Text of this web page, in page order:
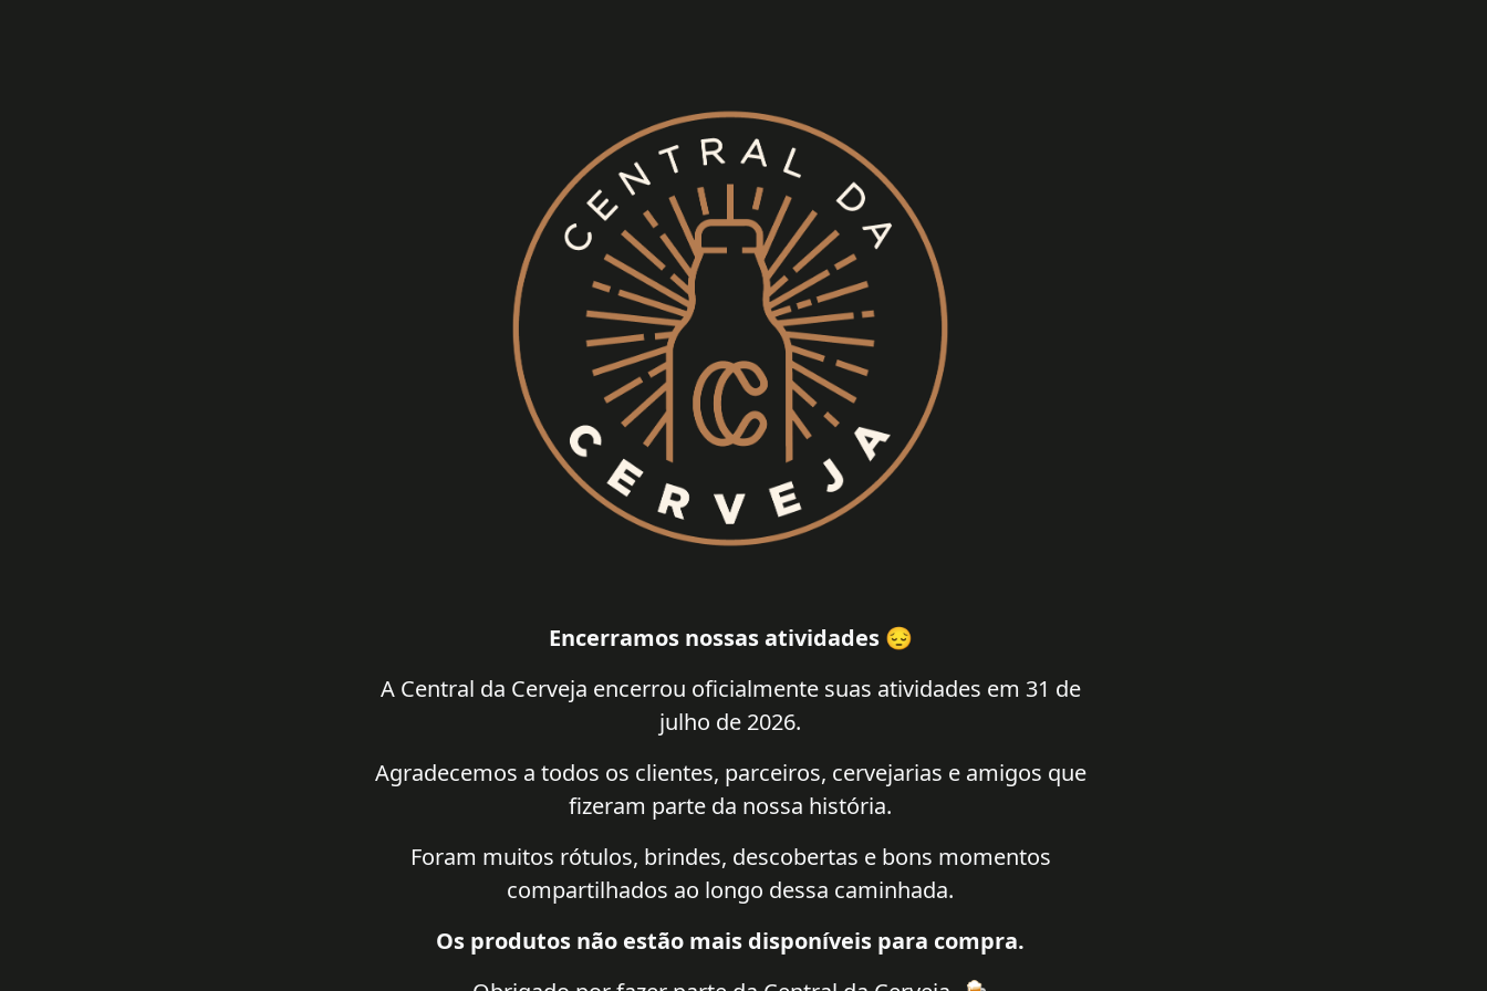
Encerramos nossas atividades 😔
A Central da Cerveja encerrou oficialmente suas atividades em 31 de
julho de 2026.
Agradecemos a todos os clientes, parceiros, cervejarias e amigos que
fizeram parte da nossa história.
Foram muitos rótulos, brindes, descobertas e bons momentos
compartilhados ao longo dessa caminhada.
Os produtos não estão mais disponíveis para compra.